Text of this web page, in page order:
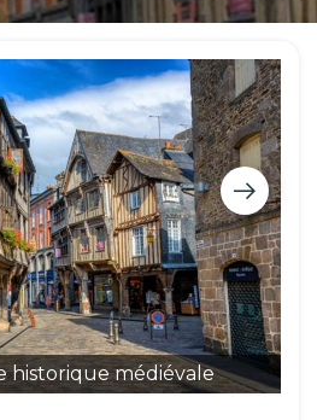
historique médiévale